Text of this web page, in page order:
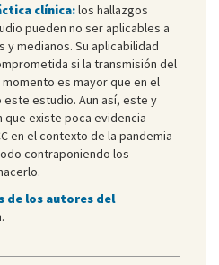
clínica:los hallazgos
pueden no ser aplicables a
medianos. Su aplicabilidad
si la transmisión del
es mayor que en el
estudio. Aun así, este y
que existe poca evidencia
en el contexto de la pandemia
contraponiendo los
de los autores del